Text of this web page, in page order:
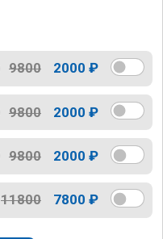
9800 2000 ₽
9800 2000 ₽
9800 2000 ₽
11800 7800 ₽